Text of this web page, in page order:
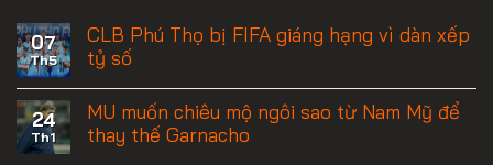
07
Th5
CLB Phú Thọ bị FIFA giáng hạng vì dàn xếp
tỷ số
24
Th1
MU muốn chiêu mộ ngôi sao từ Nam Mỹ để
thay thế Garnacho